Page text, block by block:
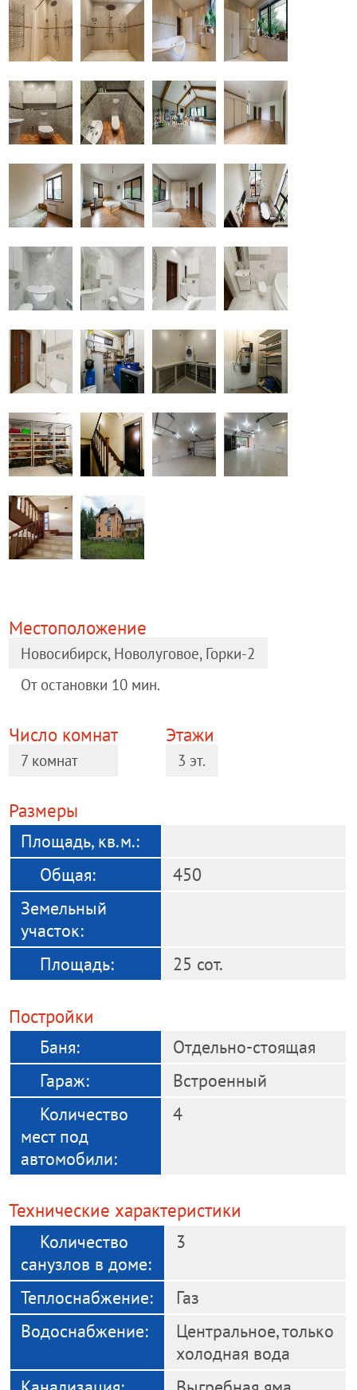
Местоположение
Новосибирск, Новолуговое, Горки-2
От остановки 10 мин.
Число комнат
7 комнат
Этажи
3 эт.
Размеры
Площадь, кв.м.:
Общая:
450
Земельный
участок:
Площадь:
25 сот.
Постройки
Баня:
Отдельно-стоящая
Гараж:
Встроенный
Количество
мест под
автомобили:
4
Технические характеристики
Количество
санузлов в доме:
3
Теплоснабжение:
Газ
Водоснабжение:
Центральное, только
холодная вода